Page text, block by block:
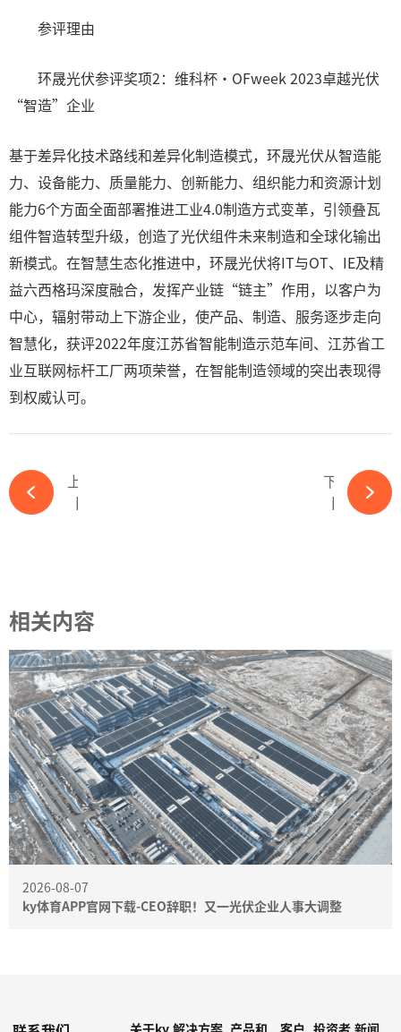
参评理由
环晟光伏参评奖项2：维科杯·OFweek 2023卓越光伏
“智造”企业
基于差异化技术路线和差异化制造模式，环晟光伏从智造能
力、设备能力、质量能力、创新能力、组织能力和资源计划
能力6个方面全面部署推进工业4.0制造方式变革，引领叠瓦
组件智造转型升级，创造了光伏组件未来制造和全球化输出
新模式。在智慧生态化推进中，环晟光伏将IT与OT、IE及精
益六西格玛深度融合，发挥产业链“链主”作用，以客户为
中心，辐射带动上下游企业，使产品、制造、服务逐步走向
智慧化，获评2022年度江苏省智能制造示范车间、江苏省工
业互联网标杆工厂两项荣誉，在智能制造领域的突出表现得
到权威认可。
下一篇
【OFweek维科杯】环晟光伏参评超高效光伏组件奖奖项-ky体育APP官网下载
相关内容
2026-08-07
ky体育APP官网下载-CEO辞职！又一光伏企业人事大调整
关于ky 解决方案 产品和 客户 投资者 新闻